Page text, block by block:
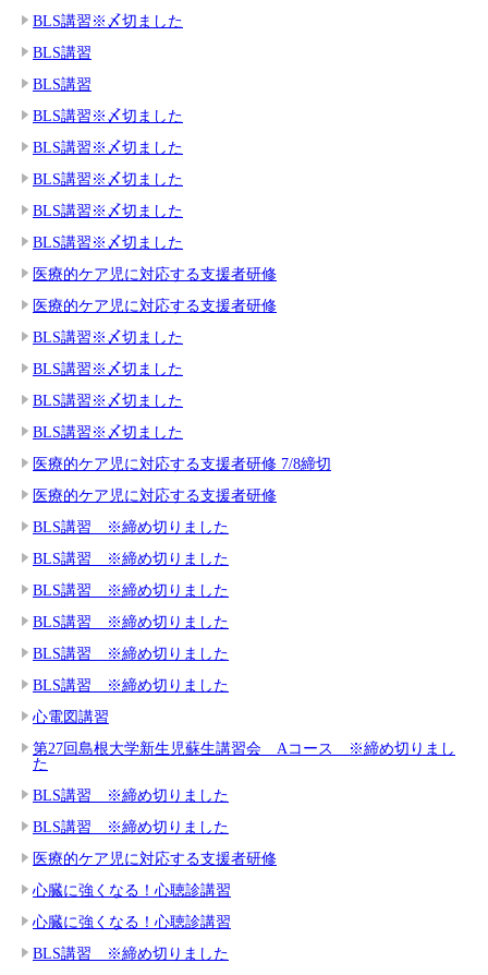
BLS講習※〆切ました
BLS講習
BLS講習
BLS講習※〆切ました
BLS講習※〆切ました
BLS講習※〆切ました
BLS講習※〆切ました
BLS講習※〆切ました
医療的ケア児に対応する支援者研修
医療的ケア児に対応する支援者研修
BLS講習※〆切ました
BLS講習※〆切ました
BLS講習※〆切ました
BLS講習※〆切ました
医療的ケア児に対応する支援者研修 7/8締切
医療的ケア児に対応する支援者研修
BLS講習 ※締め切りました
BLS講習 ※締め切りました
BLS講習 ※締め切りました
BLS講習 ※締め切りました
BLS講習 ※締め切りました
BLS講習 ※締め切りました
心電図講習
第27回島根大学新生児蘇生講習会 Aコース ※締め切りまし
た
BLS講習 ※締め切りました
BLS講習 ※締め切りました
医療的ケア児に対応する支援者研修
心臓に強くなる！心聴診講習
心臓に強くなる！心聴診講習
BLS講習 ※締め切りました